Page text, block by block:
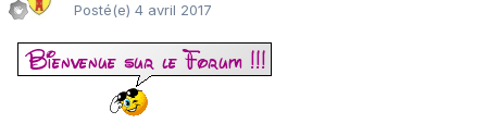
Posté(e) 4 avril 2017